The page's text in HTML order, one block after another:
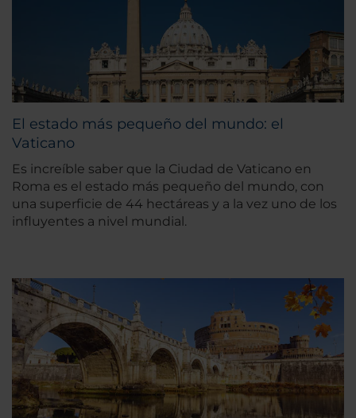
El estado más pequeño del mundo: el
Vaticano
Es increíble saber que la Ciudad de Vaticano en
Roma es el estado más pequeño del mundo, con
una superficie de 44 hectáreas y a la vez uno de los
influyentes a nivel mundial.